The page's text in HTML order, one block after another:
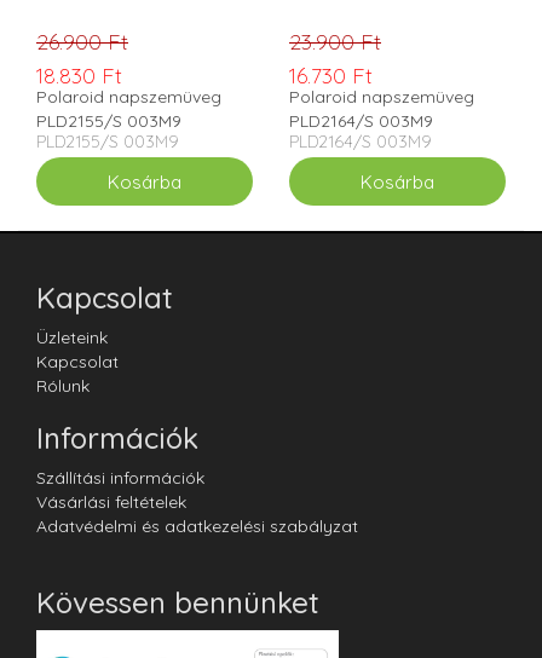
26.900 Ft
18.830 Ft
Polaroid napszemüveg
PLD2155/S 003M9
PLD2155/S 003M9
23.900 Ft
16.730 Ft
Polaroid napszemüveg
PLD2164/S 003M9
PLD2164/S 003M9
Kapcsolat
Üzleteink
Kapcsolat
Rólunk
Információk
Szállítási információk
Vásárlási feltételek
Adatvédelmi és adatkezelési szabályzat
Kövessen bennünket